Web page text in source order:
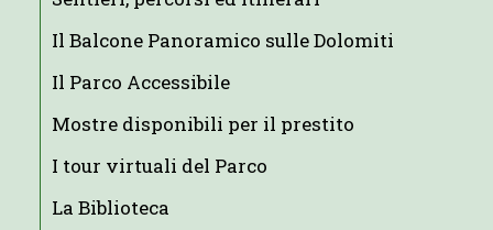
Il Balcone Panoramico sulle Dolomiti
Il Parco Accessibile
Mostre disponibili per il prestito
I tour virtuali del Parco
La Biblioteca